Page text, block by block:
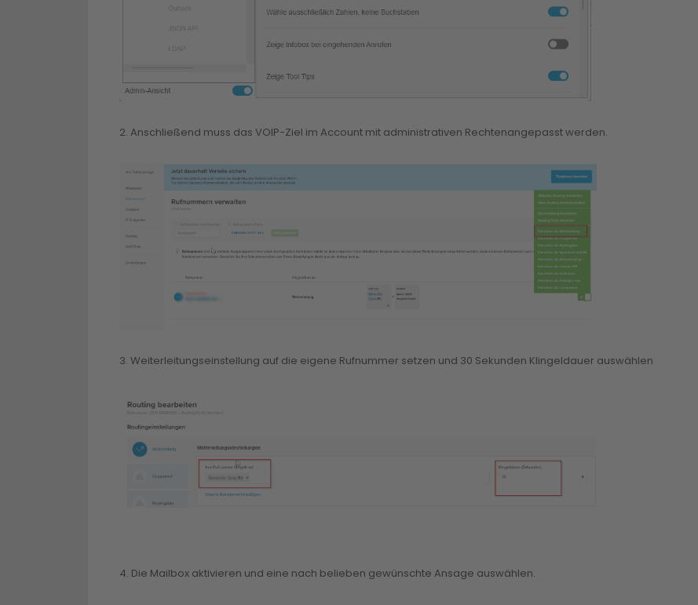
2. Anschließend muss das VOIP-Ziel im Account mit administrativen Rechtenangepasst werden.
3. Weiterleitungseinstellung auf die eigene Rufnummer setzen und 30 Sekunden Klingeldauer auswählen
4. Die Mailbox aktivieren und eine nach belieben gewünschte Ansage auswählen.